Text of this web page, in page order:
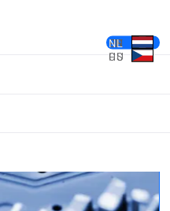
DE
EN
FR
ES
PL
IT
NL
HU
CS